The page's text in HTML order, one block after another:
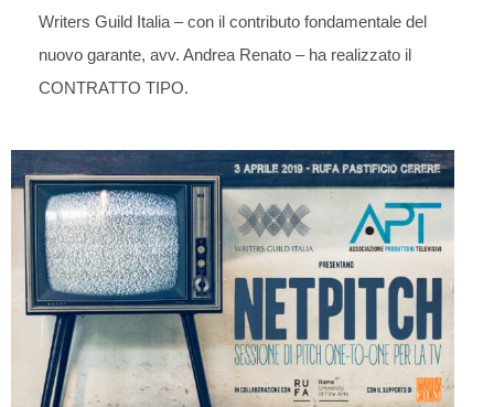
Writers Guild Italia – con il contributo fondamentale del
nuovo garante, avv. Andrea Renato – ha realizzato il
CONTRATTO TIPO.